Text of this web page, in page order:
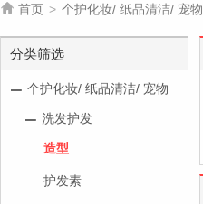
 首页 > 个护化妆/ 纸品清洁/ 宠物
分类筛选
个护化妆/ 纸品清洁/ 宠物
洗发护发
造型
护发素